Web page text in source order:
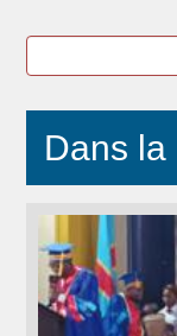
Dans la